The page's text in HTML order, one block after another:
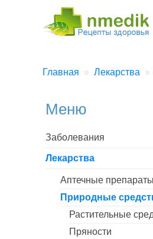
Главная Лекарства
Меню
Заболевания
Лекарства
Аптечные препараты
Природные
Растительные
Пряности